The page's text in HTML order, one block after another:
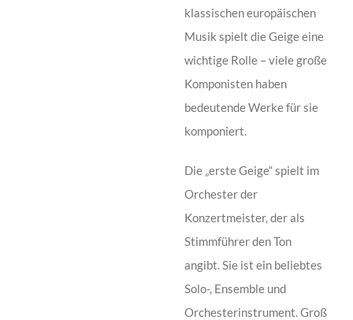
klassischen europäischen
Musik spielt die Geige eine
wichtige Rolle – viele große
Komponisten haben
bedeutende Werke für sie
komponiert.
Die „erste Geige“ spielt im
Orchester der
Konzertmeister, der als
Stimmführer den Ton
angibt. Sie ist ein beliebtes
Solo-, Ensemble und
Orchesterinstrument. Groß